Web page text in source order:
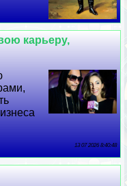
карьеру,
13 07 2026 8:40:48